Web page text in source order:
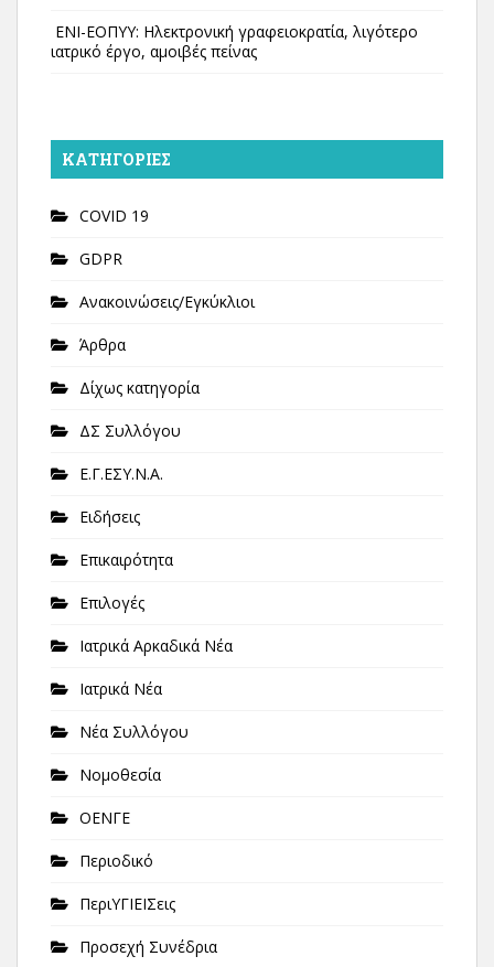
ΕΝΙ-ΕΟΠΥΥ: Ηλεκτρονική γραφειοκρατία, λιγότερο
ιατρικό έργο, αμοιβές πείνας
KΑΤΗΓΟΡΊΕΣ
COVID 19
GDPR
Ανακοινώσεις/Εγκύκλιοι
Άρθρα
Δίχως κατηγορία
ΔΣ Συλλόγου
Ε.Γ.ΕΣΥ.Ν.Α.
Ειδήσεις
Επικαιρότητα
Επιλογές
Ιατρικά Αρκαδικά Νέα
Ιατρικά Νέα
Νέα Συλλόγου
Νομοθεσία
ΟΕΝΓΕ
Περιοδικό
ΠεριΥΓΙΕΙΣεις
Προσεχή Συνέδρια